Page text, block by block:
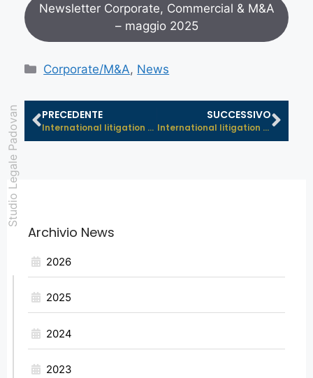
Studio Legale Padovan
Newsletter Corporate, Commercial & M&A
– maggio 2025
Corporate/M&A, News
PRECEDENTE
International litigation pill – M...
SUCCESSIVO
International litigation pill – A...
Archivio News
2026
2025
2024
2023